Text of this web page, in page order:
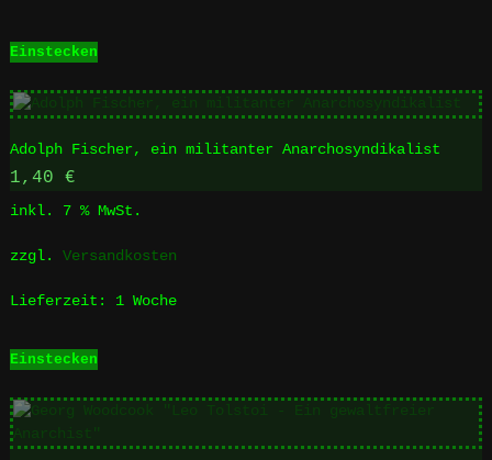
Einstecken
Adolph Fischer, ein militanter Anarchosyndikalist
1,40 €
inkl. 7 % MwSt.
zzgl. Versandkosten
Lieferzeit: 1 Woche
Einstecken